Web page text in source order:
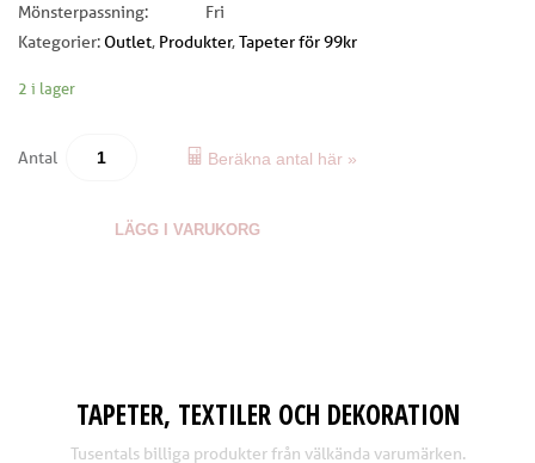
Mönsterpassning:
Fri
Kategorier: Outlet, Produkter,Tapeter för 99kr
2 i lager
Antal Beräkna antal här »
LÄGG I VARUKORG
TAPETER, TEXTILER OCH DEKORATION
Tusentals billiga produkter från välkända varumärken.